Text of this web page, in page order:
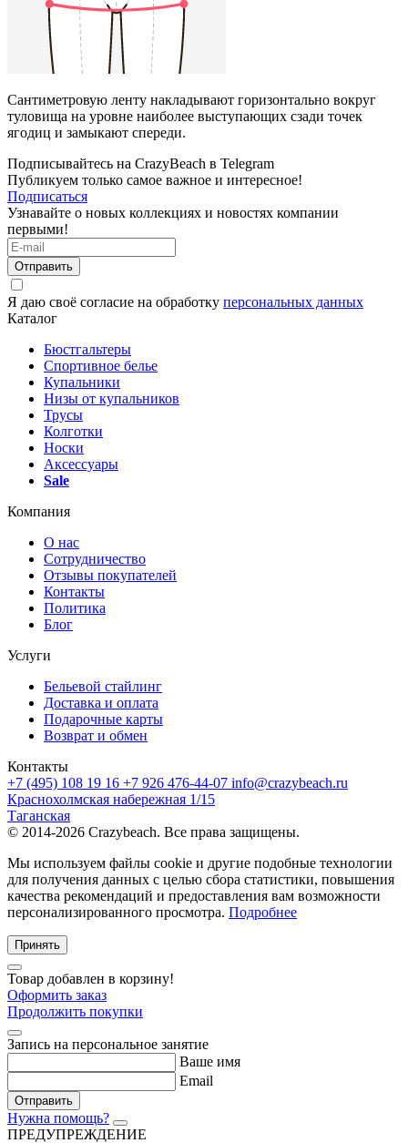
Сантиметровую ленту накладывают горизонтально вокруг
туловища на уровне наиболее выступающих сзади точек
ягодиц и замыкают спереди.
Подписывайтесь на CrazyBeach в Telegram
Публикуем только самое важное и интересное!
Подписаться
Узнавайте о новых коллекциях и новостях компании
первыми!
Отправить
Я даю своё согласие на обработку персональных данных
Каталог
Бюстгальтеры
Спортивное белье
Купальники
Низы от купальников
Трусы
Колготки
Носки
Аксессуары
Sale
Компания
О нас
Сотрудничество
Отзывы покупателей
Контакты
Политика
Блог
Услуги
Бельевой стайлинг
Доставка и оплата
Подарочные карты
Возврат и обмен
Контакты
+7 (495) 108 19 16 +7 926 476-44-07 info@crazybeach.ru
Краснохолмская набережная 1/15
Таганская
© 2014-2026 Crazybeach. Все права защищены.
Мы используем файлы cookie и другие подобные технологии
для получения данных с целью сбора статистики, повышения
качества рекомендаций и предоставления вам возможности
персонализированного просмотра. Подробнее
Принять
Товар добавлен в корзину!
Оформить заказ
Продолжить покупки
Запись на персональное занятие
Ваше имя
Email
Отправить
Нужна помощь?
ПРЕДУПРЕЖДЕНИЕ